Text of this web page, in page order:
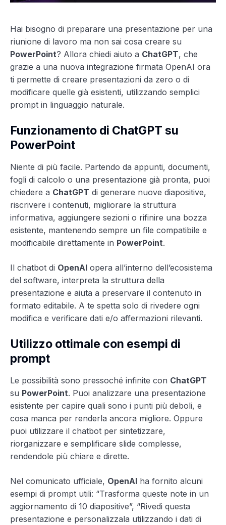
Hai bisogno di preparare una presentazione per una
riunione di lavoro ma non sai cosa creare su
PowerPoint? Allora chiedi aiuto a ChatGPT, che
grazie a una nuova integrazione firmata OpenAI ora
ti permette di creare presentazioni da zero o di
modificare quelle già esistenti, utilizzando semplici
prompt in linguaggio naturale.
Funzionamento di ChatGPT su
PowerPoint
Niente di più facile. Partendo da appunti, documenti,
fogli di calcolo o una presentazione già pronta, puoi
chiedere a ChatGPT di generare nuove diapositive,
riscrivere i contenuti, migliorare la struttura
informativa, aggiungere sezioni o rifinire una bozza
esistente, mantenendo sempre un file compatibile e
modificabile direttamente in PowerPoint.
Il chatbot di OpenAI opera all’interno dell’ecosistema
del software, interpreta la struttura della
presentazione e aiuta a preservare il contenuto in
formato editabile. A te spetta solo di rivedere ogni
modifica e verificare dati e/o affermazioni rilevanti.
Utilizzo ottimale con esempi di
prompt
Le possibilità sono pressoché infinite con ChatGPT
su PowerPoint. Puoi analizzare una presentazione
esistente per capire quali sono i punti più deboli, e
cosa manca per renderla ancora migliore. Oppure
puoi utilizzare il chatbot per sintetizzare,
riorganizzare e semplificare slide complesse,
rendendole più chiare e dirette.
Nel comunicato ufficiale, OpenAI ha fornito alcuni
esempi di prompt utili: “Trasforma queste note in un
aggiornamento di 10 diapositive”, “Rivedi questa
presentazione e personalizzala utilizzando i dati di